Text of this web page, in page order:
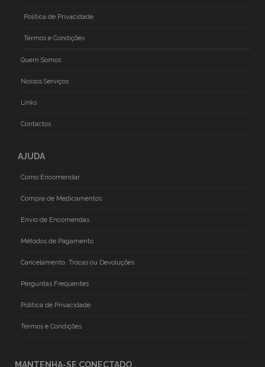
Politica de Privacidade
Termos e Condições
Quem Somos
Nossos Serviços
Links
Contactos
AJUDA
Como Encomendar
Compra de Medicamentos
Envio de Encomendas
Métodos de Pagamento
Cancelamento, Trocas ou Devoluções
Perguntas Frequentes
Politica de Privacidade
Termos e Condições
MANTENHA-SE CONECTADO